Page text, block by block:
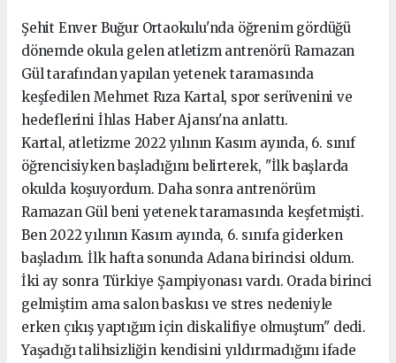
Şehit Enver Buğur Ortaokulu'nda öğrenim gördüğü
dönemde okula gelen atletizm antrenörü Ramazan
Gül tarafından yapılan yetenek taramasında
keşfedilen Mehmet Rıza Kartal, spor serüvenini ve
hedeflerini İhlas Haber Ajansı'na anlattı.
Kartal, atletizme 2022 yılının Kasım ayında, 6. sınıf
öğrencisiyken başladığını belirterek, "İlk başlarda
okulda koşuyordum. Daha sonra antrenörüm
Ramazan Gül beni yetenek taramasında keşfetmişti.
Ben 2022 yılının Kasım ayında, 6. sınıfa giderken
başladım. İlk hafta sonunda Adana birincisi oldum.
İki ay sonra Türkiye Şampiyonası vardı. Orada birinci
gelmiştim ama salon baskısı ve stres nedeniyle
erken çıkış yaptığım için diskalifiye olmuştum" dedi.
Yaşadığı talihsizliğin kendisini yıldırmadığını ifade